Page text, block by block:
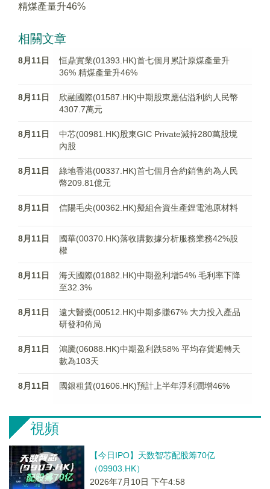
精煤產量升46%
相關文章
8月11日
恒鼎實業(01393.HK)首七個月累計原煤產量升
36% 精煤產量升46%
8月11日
欣融國際(01587.HK)中期股東應佔溢利約人民幣
4307.7萬元
8月11日
中芯(00981.HK)股東GIC Private減持280萬股境
內股
8月11日
綠地香港(00337.HK)首七個月合約銷售約為人民
幣209.81億元
8月11日 信陽毛尖(00362.HK)擬組合資生產鋰電池原材料
8月11日
國華(00370.HK)落收購數據分析服務業務42%股
權
8月11日
海天國際(01882.HK)中期盈利增54% 毛利率下降
至32.3%
8月11日
遠大醫藥(00512.HK)中期多賺67% 大力投入產品
研發和佈局
8月11日
鴻騰(06088.HK)中期盈利跌58% 平均存貨週轉天
數為103天
8月11日 國銀租賃(01606.HK)預計上半年淨利潤增46%
視頻
【今日IPO】天数智芯配股筹70亿
（09903.HK）
2026年7月10日 下午4:58